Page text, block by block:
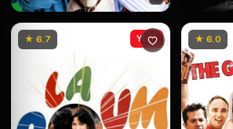
★ 6.7 YENİ ★ 6.0